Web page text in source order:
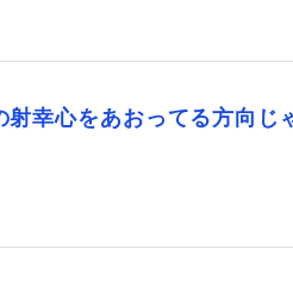
幸心をあおってる方向じ